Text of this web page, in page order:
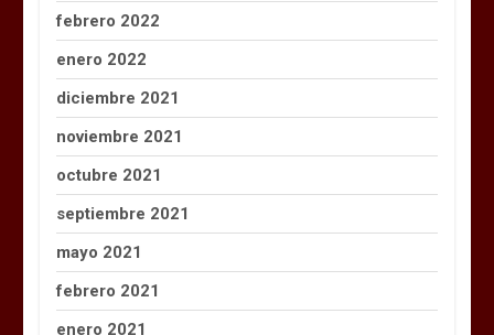
febrero 2022
enero 2022
diciembre 2021
noviembre 2021
octubre 2021
septiembre 2021
mayo 2021
febrero 2021
enero 2021